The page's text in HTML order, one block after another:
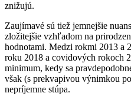
znižujú.
Zaujímavé sú tiež jemnejšie
zložitejšie vzhľadom na
hodnotami. Medzi rokmi 2013 a
roku 2018 a covidových rokoch
minimum, kedy sa
však (s prekvapivou výnimkou
nepríjemne stúpa.